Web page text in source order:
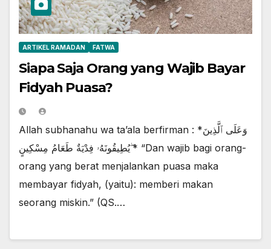
ARTIKEL RAMADAN FATWA
Siapa Saja Orang yang Wajib Bayar
Fidyah Puasa?
Allah subhanahu wa ta’ala berfirman : *وَعَلَى ٱلَّذِينَ
يُطِيقُونَهُۥ فِدْيَةٌ طَعَامُ مِسْكِينٍ ۖ* “Dan wajib bagi orang-
orang yang berat menjalankan puasa maka
membayar fidyah, (yaitu): memberi makan
seorang miskin.” (QS.…